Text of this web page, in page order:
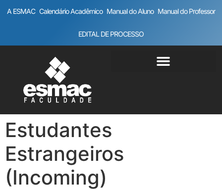
A ESMAC Calendário Acadêmico Manual do Aluno Manual do Professor
EDITAL DE PROCESSO
Estudantes
Estrangeiros
(Incoming)